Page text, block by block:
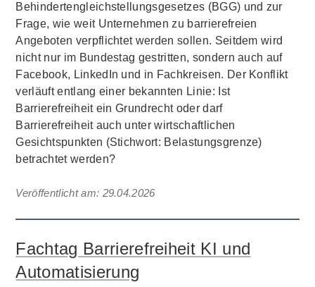
Behindertengleichstellungsgesetzes (BGG) und zur
Frage, wie weit Unternehmen zu barrierefreien
Angeboten verpflichtet werden sollen. Seitdem wird
nicht nur im Bundestag gestritten, sondern auch auf
Facebook, LinkedIn und in Fachkreisen. Der Konflikt
verläuft entlang einer bekannten Linie: Ist
Barrierefreiheit ein Grundrecht oder darf
Barrierefreiheit auch unter wirtschaftlichen
Gesichtspunkten (Stichwort: Belastungsgrenze)
betrachtet werden?
Veröffentlicht am: 29.04.2026
Fachtag Barrierefreiheit KI und
Automatisierung